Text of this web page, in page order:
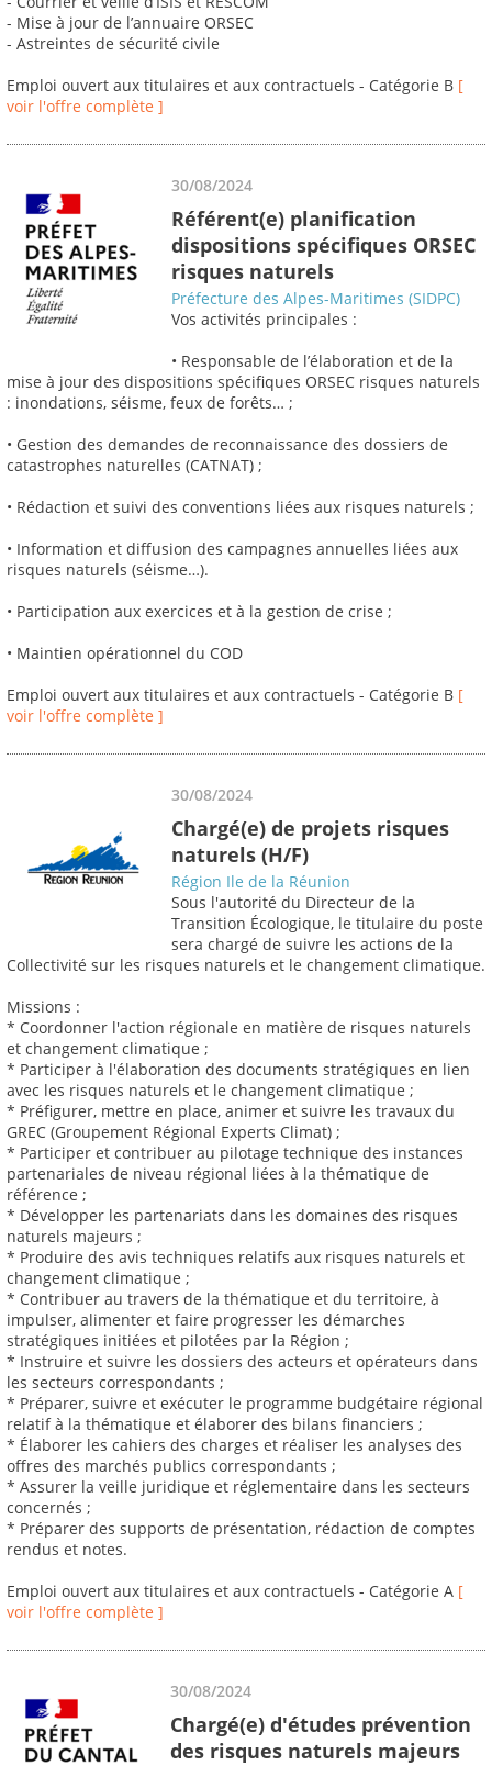
- Mise à jour de l’annuaire ORSEC
- Astreintes de sécurité civile
Emploi ouvert aux titulaires et aux contractuels - Catégorie B [
voir l'offre complète ]
30/08/2024
Référent(e) planification
dispositions spécifiques ORSEC
risques naturels
Préfecture des Alpes-Maritimes (SIDPC)
Vos activités principales :
• Responsable de l’élaboration et de la
mise à jour des dispositions spécifiques ORSEC risques naturels
: inondations, séisme, feux de forêts… ;
• Gestion des demandes de reconnaissance des dossiers de
catastrophes naturelles (CATNAT) ;
• Rédaction et suivi des conventions liées aux risques naturels ;
• Information et diffusion des campagnes annuelles liées aux
risques naturels (séisme…).
• Participation aux exercices et à la gestion de crise ;
• Maintien opérationnel du COD
Emploi ouvert aux titulaires et aux contractuels - Catégorie B [
voir l'offre complète ]
30/08/2024
Chargé(e) de projets risques
naturels (H/F)
Région Ile de la Réunion
Sous l'autorité du Directeur de la
Transition Écologique, le titulaire du poste
sera chargé de suivre les actions de la
Collectivité sur les risques naturels et le changement climatique.
Missions :
* Coordonner l'action régionale en matière de risques naturels
et changement climatique ;
* Participer à l'élaboration des documents stratégiques en lien
avec les risques naturels et le changement climatique ;
* Préfigurer, mettre en place, animer et suivre les travaux du
GREC (Groupement Régional Experts Climat) ;
* Participer et contribuer au pilotage technique des instances
partenariales de niveau régional liées à la thématique de
référence ;
* Développer les partenariats dans les domaines des risques
naturels majeurs ;
* Produire des avis techniques relatifs aux risques naturels et
changement climatique ;
* Contribuer au travers de la thématique et du territoire, à
impulser, alimenter et faire progresser les démarches
stratégiques initiées et pilotées par la Région ;
* Instruire et suivre les dossiers des acteurs et opérateurs dans
les secteurs correspondants ;
* Préparer, suivre et exécuter le programme budgétaire régional
relatif à la thématique et élaborer des bilans financiers ;
* Élaborer les cahiers des charges et réaliser les analyses des
offres des marchés publics correspondants ;
* Assurer la veille juridique et réglementaire dans les secteurs
concernés ;
* Préparer des supports de présentation, rédaction de comptes
rendus et notes.
Emploi ouvert aux titulaires et aux contractuels - Catégorie A [
voir l'offre complète ]
30/08/2024
Chargé(e) d'études prévention
des risques naturels majeurs